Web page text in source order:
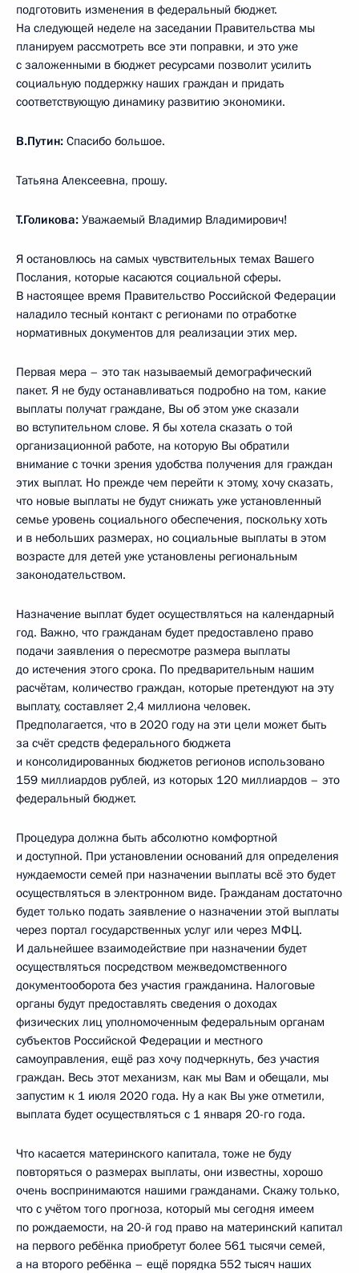
подготовить изменения в федеральный бюджет.
На следующей неделе на заседании Правительства мы
планируем рассмотреть все эти поправки, и это уже
с заложенными в бюджет ресурсами позволит усилить
социальную поддержку наших граждан и придать
соответствующую динамику развитию экономики.
В.Путин: Спасибо большое.
Татьяна Алексеевна, прошу.
Т.Голикова: Уважаемый Владимир Владимирович!
Я остановлюсь на самых чувствительных темах Вашего
Послания, которые касаются социальной сферы.
В настоящее время Правительство Российской Федерации
наладило тесный контакт с регионами по отработке
нормативных документов для реализации этих мер.
Первая мера – это так называемый демографический
пакет. Я не буду останавливаться подробно на том, какие
выплаты получат граждане, Вы об этом уже сказали
во вступительном слове. Я бы хотела сказать о той
организационной работе, на которую Вы обратили
внимание с точки зрения удобства получения для граждан
этих выплат. Но прежде чем перейти к этому, хочу сказать,
что новые выплаты не будут снижать уже установленный
семье уровень социального обеспечения, поскольку хоть
и в небольших размерах, но социальные выплаты в этом
возрасте для детей уже установлены региональным
законодательством.
Назначение выплат будет осуществляться на календарный
год. Важно, что гражданам будет предоставлено право
подачи заявления о пересмотре размера выплаты
до истечения этого срока. По предварительным нашим
расчётам, количество граждан, которые претендуют на эту
выплату, составляет 2,4 миллиона человек.
Предполагается, что в 2020 году на эти цели может быть
за счёт средств федерального бюджета
и консолидированных бюджетов регионов использовано
159 миллиардов рублей, из которых 120 миллиардов – это
федеральный бюджет.
Процедура должна быть абсолютно комфортной
и доступной. При установлении оснований для определения
нуждаемости семей при назначении выплаты всё это будет
осуществляться в электронном виде. Гражданам достаточно
будет только подать заявление о назначении этой выплаты
через портал государственных услуг или через МФЦ.
И дальнейшее взаимодействие при назначении будет
осуществляться посредством межведомственного
документооборота без участия гражданина. Налоговые
органы будут предоставлять сведения о доходах
физических лиц уполномоченным федеральным органам
субъектов Российской Федерации и местного
самоуправления, ещё раз хочу подчеркнуть, без участия
граждан. Весь этот механизм, как мы Вам и обещали, мы
запустим к 1 июля 2020 года. Ну а как Вы уже отметили,
выплата будет осуществляться с 1 января 20-го года.
Что касается материнского капитала, тоже не буду
повторяться о размерах выплаты, они известны, хорошо
очень воспринимаются нашими гражданами. Скажу только,
что с учётом того прогноза, который мы сегодня имеем
по рождаемости, на 20-й год право на материнский капитал
на первого ребёнка приобретут более 561 тысячи семей,
а на второго ребёнка – ещё порядка 552 тысяч наших